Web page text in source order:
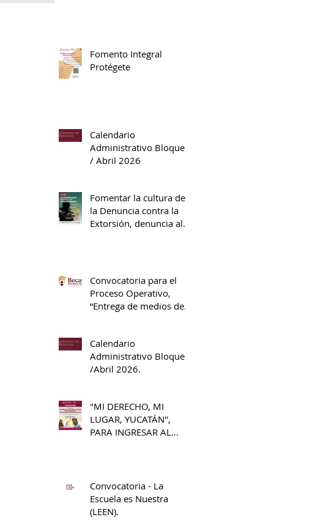
Fomento Integral
Protégete
Calendario
Administrativo Bloque II
/ Abril 2026
Fomentar la cultura de
la Denuncia contra la
Extorsión, denuncia al
Convocatoria para el
Proceso Operativo,
“Entrega de medios de
Media Superior Benito
Juárez.
Calendario
Administrativo Bloque II
/Abril 2026.
"MI DERECHO, MI
LUGAR, YUCATÁN",
PARA INGRESAR AL
Convocatoria - La
Escuela es Nuestra
(LEEN).